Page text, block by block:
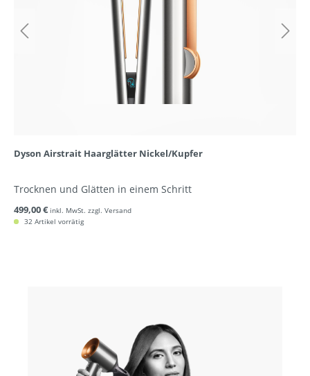
Dyson Airstrait Haarglätter Nickel/Kupfer
Trocknen und Glätten in einem Schritt
499,00 € inkl. MwSt. zzgl. Versand
32 Artikel vorrätig